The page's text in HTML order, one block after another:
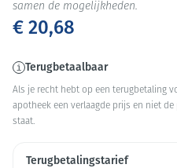
€ 20,68
Terugbetaalbaar
Als je recht hebt op een terugbetaling
apotheek een verlaagde prijs en niet
staat.
Terugbetalingstarief
samen de mogelijkheden.